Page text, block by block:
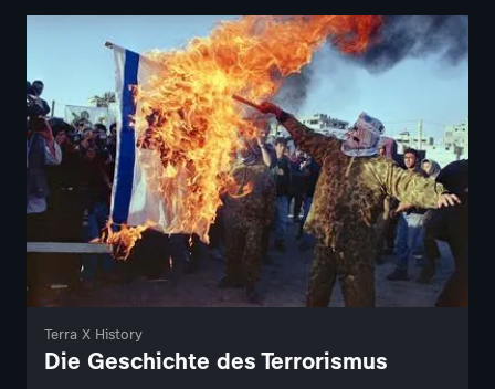
Terra X History
Die Geschichte des Terrorismus